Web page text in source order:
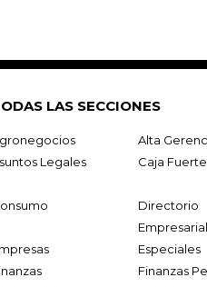
LAS SECCIONES
Alta
Legales
Caja Fuerte
Directorio
Empresarial
Especiales
Finanzas